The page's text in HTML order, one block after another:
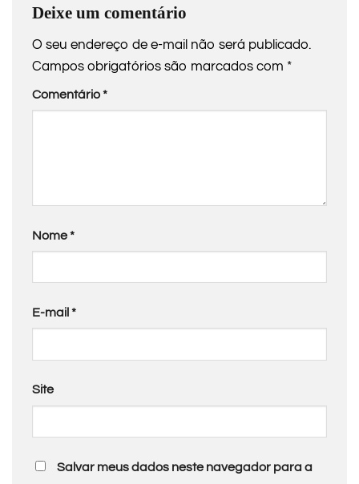
Deixe um comentário
O seu endereço de e-mail não será publicado.
Campos obrigatórios são marcados com *
Comentário*
Nome*
E-mail *
Site
Salvar meus dados neste navegador para a